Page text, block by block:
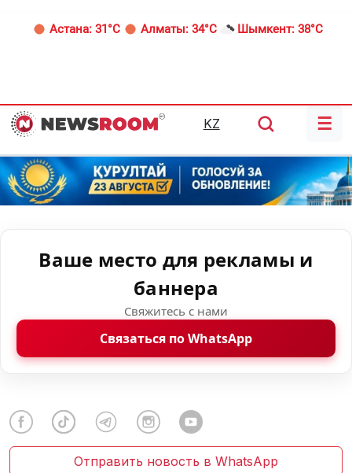
Астана: 31°C Алматы: 34°C Шымкент: 38°C
KZ ☰
Ваше место для рекламы и
баннера
Свяжитесь с нами
Связаться по WhatsApp
Отправить новость в WhatsApp